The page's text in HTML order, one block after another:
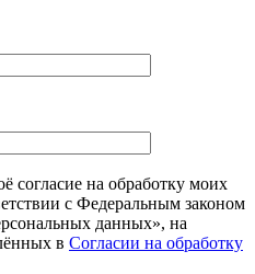
согласие на обработку моих
с Федеральным законом
данных», на
в Согласии на обработку